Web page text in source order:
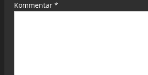
Kommentar *